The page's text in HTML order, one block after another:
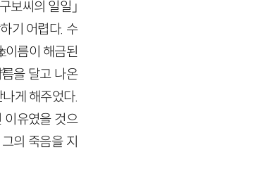
보씨의 일일」
기 어렵다. 수
이름이 해금된
을 달고 나온
게 해주었다.
이유였을 것으
의 죽음을 지